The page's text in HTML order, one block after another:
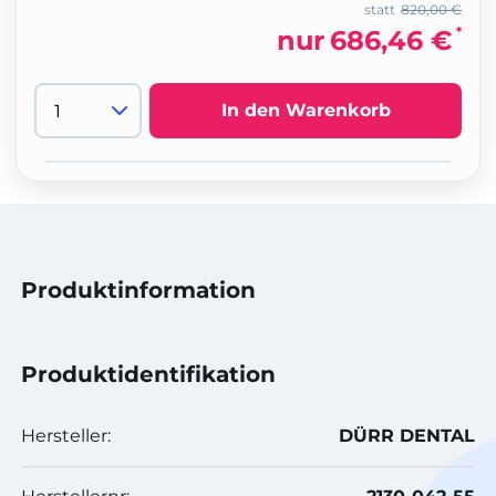
820,00 €
statt
nur 686,46 € *
In den Warenkorb
Produktinformation
Produktidentifikation
Hersteller: DÜRR DENTAL